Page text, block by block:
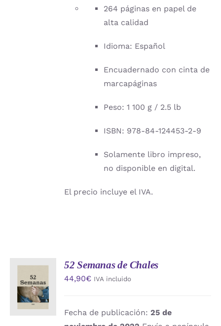
264 páginas en papel de
alta calidad
Idioma: Español
Encuadernado con cinta de
marcapáginas
Peso: 1 100 g / 2.5 lb
ISBN: 978-84-124453-2-9
Solamente libro impreso,
no disponible en digital.
El precio incluye el IVA.
AL
CARRITO
/
DETALLES
52 Semanas de Chales
44,90€ IVA incluido
Fecha de publicación:25 de